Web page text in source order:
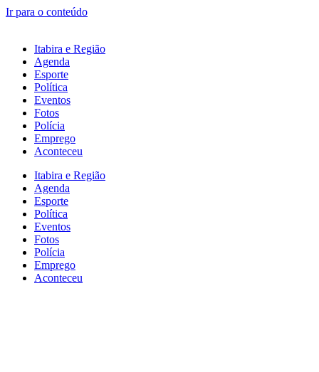
Ir para o conteúdo
Itabira e Região
Agenda
Esporte
Política
Eventos
Fotos
Polícia
Emprego
Aconteceu
Itabira e Região
Agenda
Esporte
Política
Eventos
Fotos
Polícia
Emprego
Aconteceu